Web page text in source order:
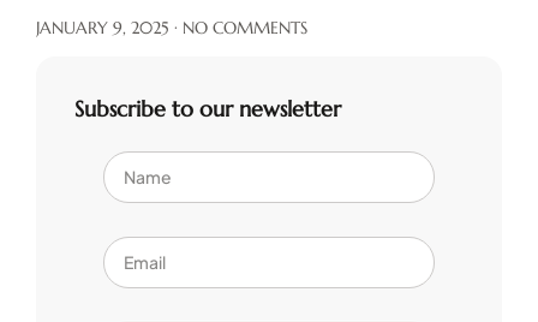
JANUARY 9, 2025
NO COMMENTS
Subscribe to our newsletter